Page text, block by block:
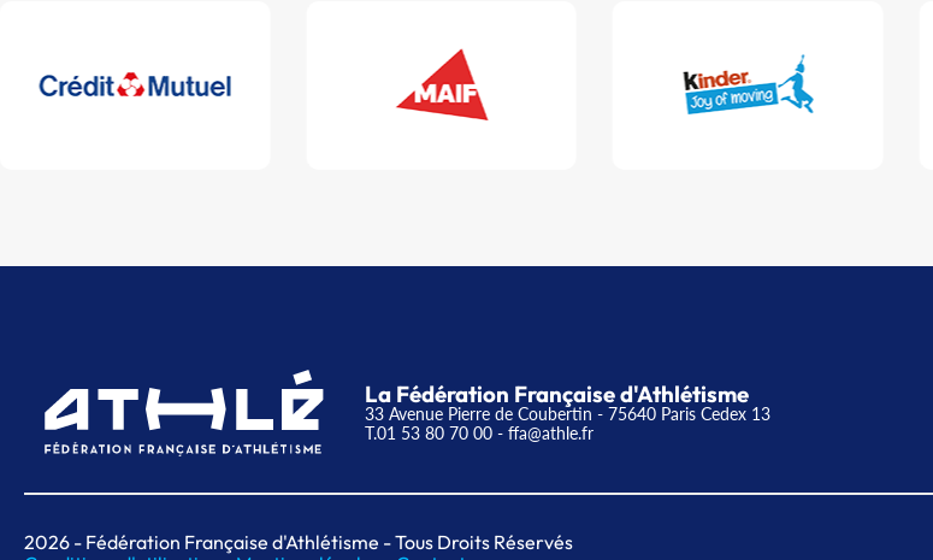
La Fédération Française d'Athlétisme
33 Avenue Pierre de Coubertin - 75640 Paris Cedex 13
T.01 53 80 70 00 - ffa@athle.fr
2026 - Fédération Française d'Athlétisme - Tous Droits Réservés